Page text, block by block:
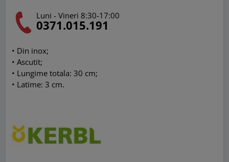
Luni - Vineri 8:30-17:00
0371.015.191
• Din inox;
• Ascutit;
• Lungime totala: 30 cm;
• Latime: 3 cm.